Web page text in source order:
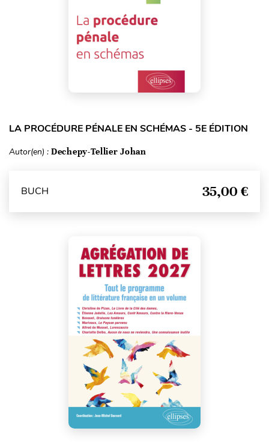
LA PROCÉDURE PÉNALE EN SCHÉMAS - 5E ÉDITION
Autor(en) : Dechepy-Tellier Johan
BUCH 35,00 €